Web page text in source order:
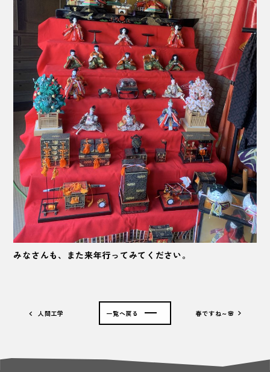
みなさんも、また来年行ってみてください。
人間工学 春ですね～🌸
一覧へ戻る